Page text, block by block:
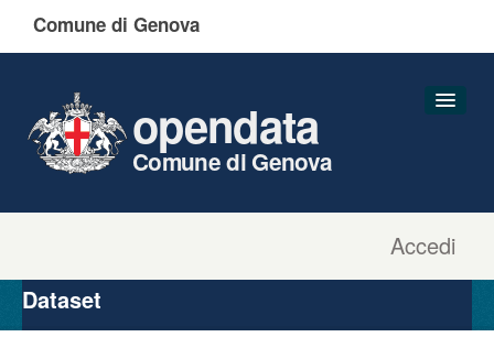
Comune di Genova
Accedi
opendata
Comune di Genova
Organizzazioni
Gruppi
Dataset